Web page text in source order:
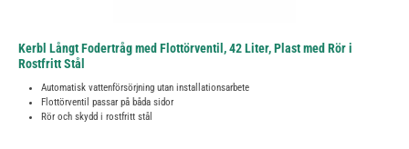
Kerbl Långt Fodertråg med Flottörventil, 42 Liter, Plast med Rör i
Rostfritt Stål
Automatisk vattenförsörjning utan installationsarbete
Flottörventil passar på båda sidor
Rör och skydd i rostfritt stål